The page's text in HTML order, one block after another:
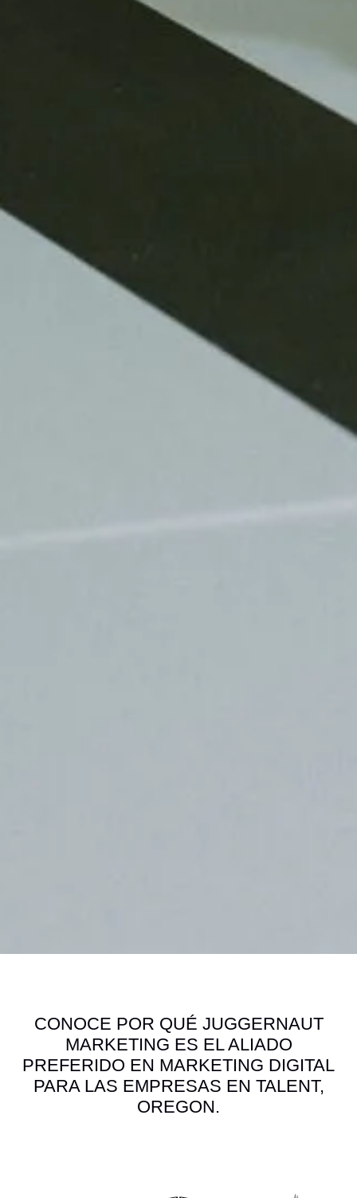
CONOCE POR QUÉ JUGGERNAUT
MARKETING ES EL ALIADO
PREFERIDO EN MARKETING DIGITAL
PARA LAS EMPRESAS EN TALENT,
OREGON.